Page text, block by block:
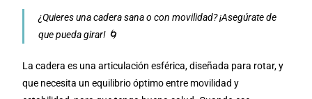
¿Quieres una cadera sana o con movilidad? ¡Asegúrate de
que pueda girar! 🌀
La cadera es una articulación esférica, diseñada para rotar, y
que necesita un equilibrio óptimo entre movilidad y